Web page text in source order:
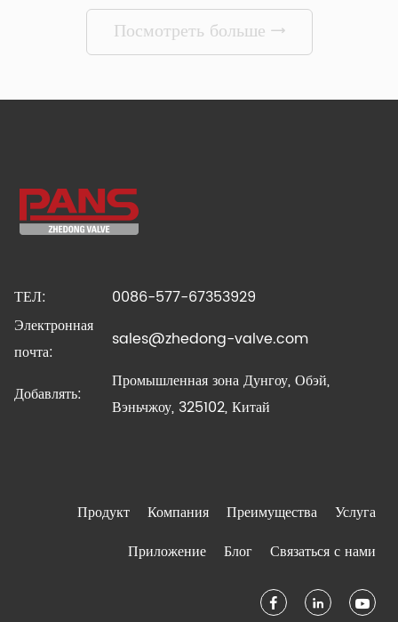
Посмотреть больше
ТЕЛ:
0086-577-67353929
Электронная
почта:
sales@zhedong-valve.com
Добавлять:
Промышленная зона Дунгоу, Обэй,
Вэньчжоу, 325102, Китай
Продукт Компания Преимущества
Услуга
Приложение
Блог Связаться с нами